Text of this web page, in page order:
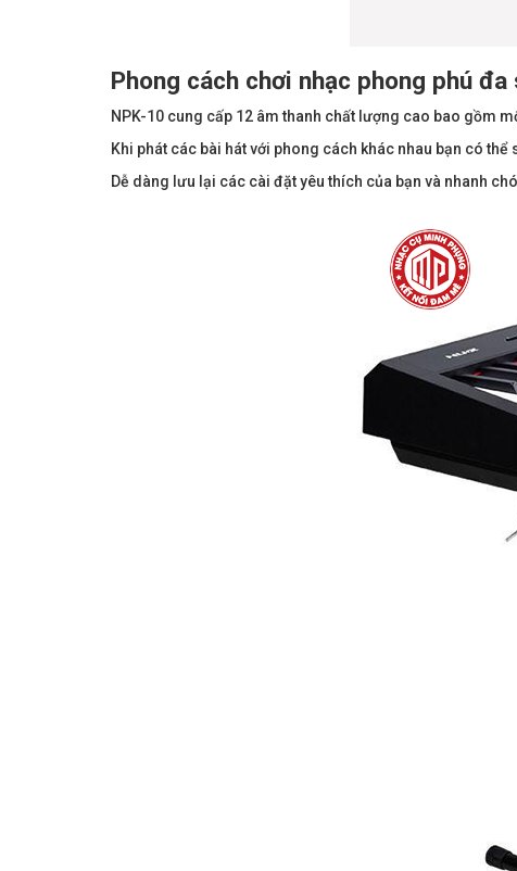
Phong cách chơi nhạc phong phú đa
NPK-10 cung cấp 12 âm thanh chất lượng cao bao gồm
Khi phát các bài hát với phong cách khác nhau bạn có
Dễ dàng lưu lại các cài đặt yêu thích của bạn và nhanh